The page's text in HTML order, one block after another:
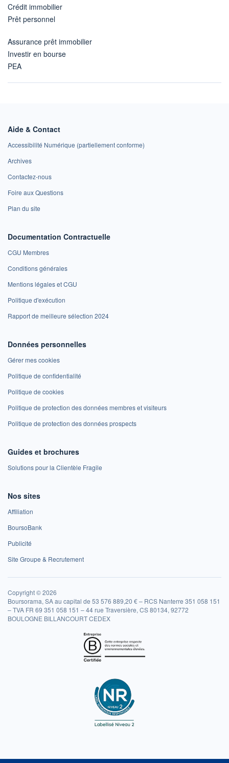
Crédit immobilier
Prêt personnel
Assurance prêt immobilier
Investir en bourse
PEA
Aide & Contact
Accessibilité Numérique (partiellement conforme)
Archives
Contactez-nous
Foire aux Questions
Plan du site
Documentation Contractuelle
CGU Membres
Conditions générales
Mentions légales et CGU
Politique d'exécution
Rapport de meilleure sélection 2024
Données personnelles
Gérer mes cookies
Politique de confidentialité
Politique de cookies
Politique de protection des données membres et visiteurs
Politique de protection des données prospects
Guides et brochures
Solutions pour la Clientèle Fragile
Nos sites
Affiliation
BoursoBank
Publicité
Site Groupe & Recrutement
Copyright © 2026
Boursorama, SA au capital de 53 576 889,20 € – RCS Nanterre 351 058 151
– TVA FR 69 351 058 151 – 44 rue Traversière, CS 80134, 92772
BOULOGNE BILLANCOURT CEDEX